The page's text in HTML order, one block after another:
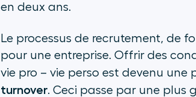
en deux ans.
Le processus de recrutement, de
pour une entreprise. Offrir des
vie pro – vie perso est devenu une
turnover. Ceci passe par une plus